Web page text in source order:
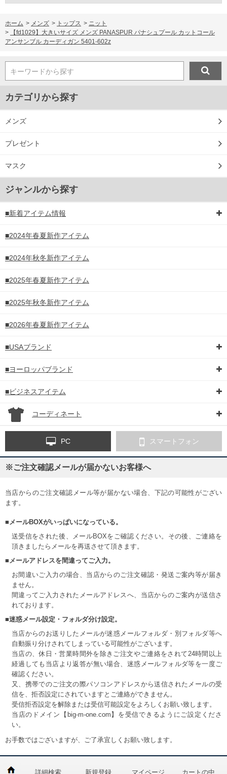
舗からのお取り寄せ等により、お客様にご迷惑をお掛けしてしまう場合がございま
す。そのようなことがない様最大限に努めておりますが、もしあった場合速やかにご
連絡させて頂きますので予めご了承ください。
ITEM INTRODUCTION
DETAIL
ホーム > メンズ > トップス > ニット
>
【fd1029】大きいサイズ メンズ PANASPUR パナシュプール カットコール
アンサンブル カーディガン 5401-602z
キーワードから探す
カテゴリから探す
メンズ
プレゼント
マスク
ジャンルから探す
■新着アイテム情報
■2024年春夏新作アイテム
■2024年秋冬新作アイテム
■2025年春夏新作アイテム
■2025年秋冬新作アイテム
■2026年春夏新作アイテム
■USAブランド
■ヨーロッパブランド
■ビジネスアイテム
コーディネート
PC スマートフォン
※ご注文確認メールが届かないお客様へ
当店からのご注文確認メール等が届かない場合、下記の可能性がござい
ます。
■メールBOXがいっぱいになっている。
送受信をされた後、メールBOXをご確認ください。その後、ご連絡を
頂きましたらメールを再送させて頂きます。
■メールアドレスを間違ってご入力。
お間違いご入力の場合、当店からのご注文確認・発送ご案内等が届き
ません。
間違ってご入力されたメールアドレスへ、当店からのご案内が送信さ
れております。
■迷惑メール設定・フォルダ分け設定。
当店からのお送りしたメールが迷惑メールフォルダ・別フォルダ等へ
自動振り分けされてしまっている可能性がございます。
当店の、休日・営業時間外を除きご注文やご連絡をされて24時間以上
経過しても当店より返答が無い場合、迷惑メールフォルダ等を一度ご
確認ください。
又、携帯でのご注文の際パソコンアドレスから送信されたメールの受
信を、拒否設定にされていますとご連絡ができません。
受信拒否設定を解除または受信可能設定をよろしくお願い致します。
当店のドメイン【big-m-one.com】を受信できるようにご設定くださ
い。
お手数ではございますが、ご了承宜しくお願い致します。
詳細検索 新規登録 マイページ カートの中